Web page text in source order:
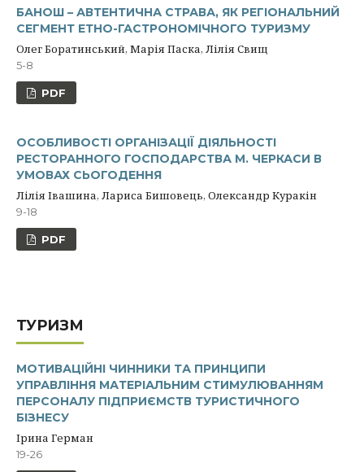
БАНОШ – АВТЕНТИЧНА СТРАВА, ЯК РЕГІОНАЛЬНИЙ
СЕГМЕНТ ЕТНО-ГАСТРОНОМІЧНОГО ТУРИЗМУ
Олег Боратинський, Марія Паска, Лілія Свищ
5-8
PDF
ОСОБЛИВОСТІ ОРГАНІЗАЦІЇ ДІЯЛЬНОСТІ
РЕСТОРАННОГО ГОСПОДАРСТВА М. ЧЕРКАСИ В
УМОВАХ СЬОГОДЕННЯ
Лілія Івашина, Лариса Бишовець, Олександр Куракін
9-18
PDF
ТУРИЗМ
МОТИВАЦІЙНІ ЧИННИКИ ТА ПРИНЦИПИ
УПРАВЛІННЯ МАТЕРІАЛЬНИМ СТИМУЛЮВАННЯМ
ПЕРСОНАЛУ ПІДПРИЄМСТВ ТУРИСТИЧНОГО
БІЗНЕСУ
Ірина Герман
19-26